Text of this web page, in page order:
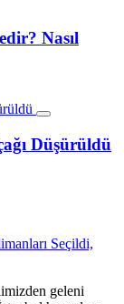
Nasıl
Düşürüldü
Seçildi,
geleni